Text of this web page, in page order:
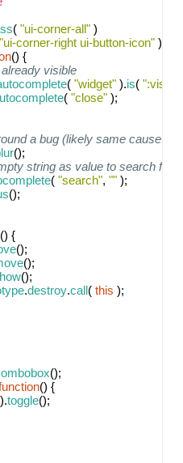
( "ui-corner-all" )
"ui-corner-right ui-button-icon" )
() {
visible
( "widget" ).is(
( "close" );
a bug (likely same cause as
();
string as value to search for,
( "search", "" );
();
() {
();
();
();
.destroy.call( this );
();
() {
).toggle();